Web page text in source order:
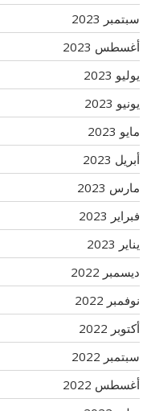
سبتمبر 2023
أغسطس 2023
يوليو 2023
يونيو 2023
مايو 2023
أبريل 2023
مارس 2023
فبراير 2023
يناير 2023
ديسمبر 2022
نوفمبر 2022
أكتوبر 2022
سبتمبر 2022
أغسطس 2022